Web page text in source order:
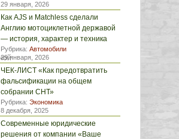
29 января, 2026
Как AJS и Matchless сделали
Англию мотоциклетной державой
— история, характер и техника
Рубрика: Автомобили
29 января, 2026
ЧЕК-ЛИСТ «Как предотвратить
фальсификации на общем
собрании СНТ»
Рубрика: Экономика
8 декабря, 2025
Современные юридические
решения от компании «Ваше